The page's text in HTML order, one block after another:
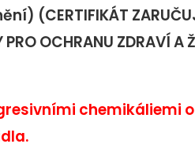
(CERTIFIKÁT
OCHRANU ZDRAVÍ A
chemikáliemi